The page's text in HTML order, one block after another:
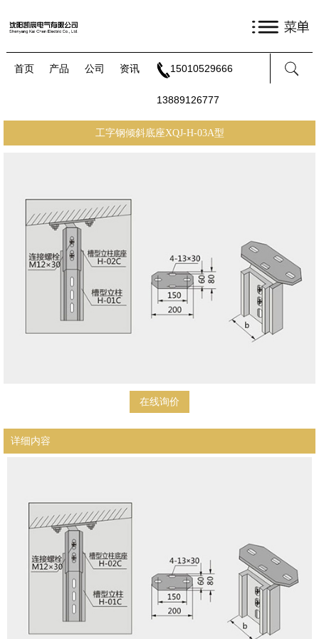
首页 产品 公司 资讯 15010529666
13889126777
工字钢倾斜底座XQJ-H-03A型
在线询价
详细内容